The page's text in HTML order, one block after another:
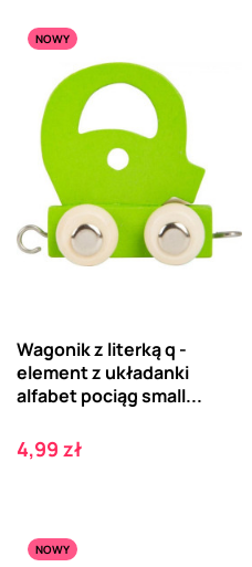
NOWY
Wagonik z literką q -
element z układanki
alfabet pociąg small...
Cena
4,99 zł
NOWY